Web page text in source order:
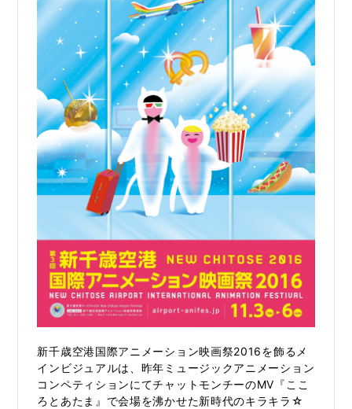
新千歳空港国際アニメーション映画祭2016を飾るメ
インビジュアルは、昨年ミュージックアニメーション
コンペティションにてチャットモンチーのMV『ここ
ろとあたま』で会場を沸かせた新時代のキラキラ☆